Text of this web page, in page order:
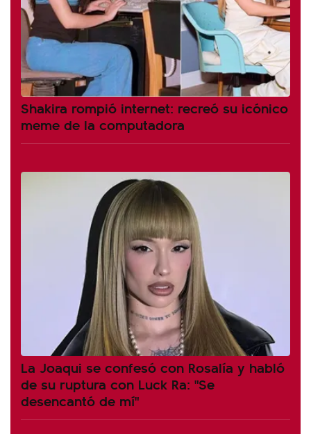
Shakira rompió internet: recreó su icónico
meme de la computadora
La Joaqui se confesó con Rosalía y habló
de su ruptura con Luck Ra: "Se
desencantó de mí"